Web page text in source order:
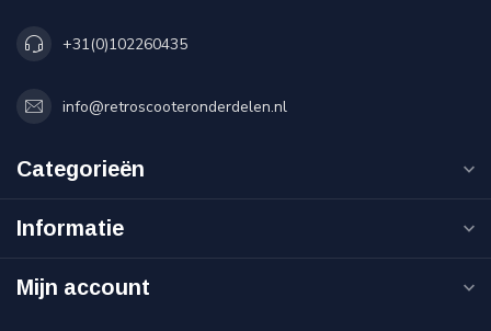
+31(0)102260435
info@retroscooteronderdelen.nl
Categorieën
Informatie
Mijn account